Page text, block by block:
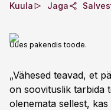
Kuula Jaga
Uues pakendis toode.
„Vähesed teavad, et
on soovituslik tarbida
olenemata sellest,